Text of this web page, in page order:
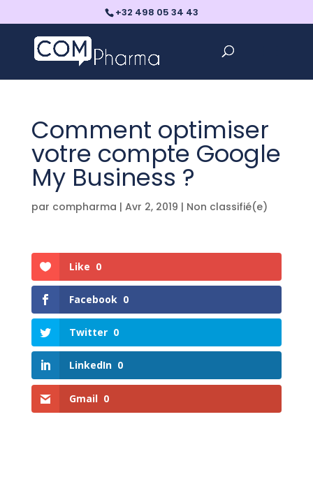
+32 498 05 34 43
Comment optimiser
votre compte Google
My Business ?
par compharma | Avr 2, 2019 | Non classifié(e)
Like 0
Facebook 0
Twitter 0
LinkedIn 0
Gmail 0